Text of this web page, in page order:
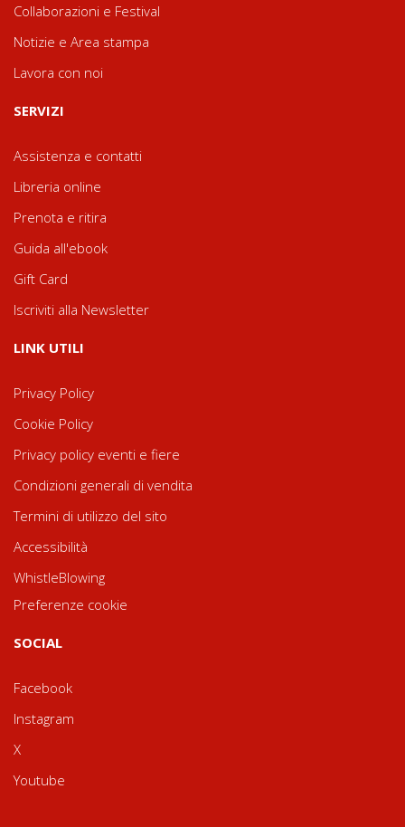
Collaborazioni e Festival
Notizie e Area stampa
Lavora con noi
SERVIZI
Assistenza e contatti
Libreria online
Prenota e ritira
Guida all'ebook
Gift Card
Iscriviti alla Newsletter
LINK UTILI
Privacy Policy
Cookie Policy
Privacy policy eventi e fiere
Condizioni generali di vendita
Termini di utilizzo del sito
Accessibilità
WhistleBlowing
Preferenze cookie
SOCIAL
Facebook
Instagram
X
Youtube